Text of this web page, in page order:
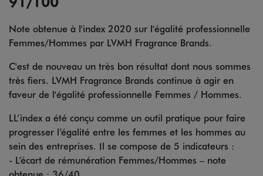
Note obtenue à l'index 2020 sur l'égalité professionnelle
Femmes/Hommes par LVMH Fragrance Brands.
C'est de nouveau un très bon résultat dont nous sommes
très fiers. LVMH Fragrance Brands continue à agir en
faveur de l'égalité professionnelle Femmes / Hommes.
LL’index a été conçu comme un outil pratique pour faire
progresser l’égalité entre les femmes et les hommes au
sein des entreprises. Il se compose de 5 indicateurs :
- L’écart de rémunération Femmes/Hommes – note